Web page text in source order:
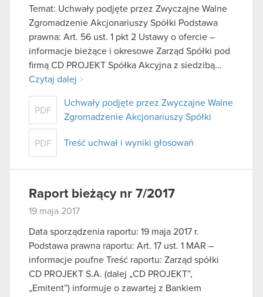
Temat: Uchwały podjęte przez Zwyczajne Walne
Zgromadzenie Akcjonariuszy Spółki Podstawa
prawna: Art. 56 ust. 1 pkt 2 Ustawy o ofercie –
informacje bieżące i okresowe Zarząd Spółki pod
firmą CD PROJEKT Spółka Akcyjna z siedzibą…
Czytaj dalej
PDF
Uchwały podjęte przez Zwyczajne Walne
Zgromadzenie Akcjonariuszy Spółki
PDF Treść uchwał i wyniki głosowań
Raport bieżący nr 7/2017
19 maja 2017
Data sporządzenia raportu: 19 maja 2017 r.
Podstawa prawna raportu: Art. 17 ust. 1 MAR –
informacje poufne Treść raportu: Zarząd spółki
CD PROJEKT S.A. (dalej „CD PROJEKT”,
„Emitent”) informuje o zawartej z Bankiem